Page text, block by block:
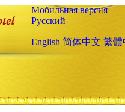
Мобильная версия
Русский
English 简体中文 繁體